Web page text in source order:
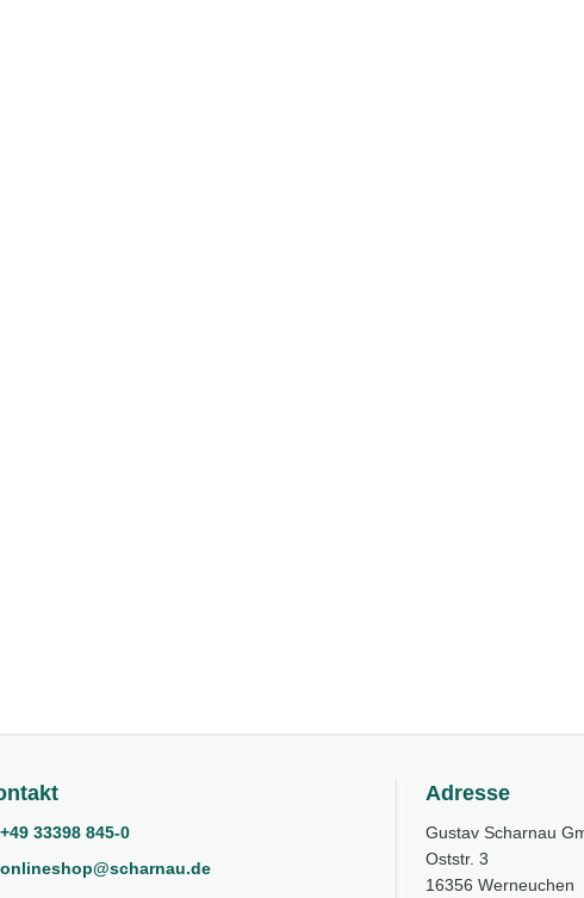
+49 33398 845-0
onlineshop@scharnau.de
Adresse
Gustav Scharnau
Oststr. 3
16356 Werneuchen